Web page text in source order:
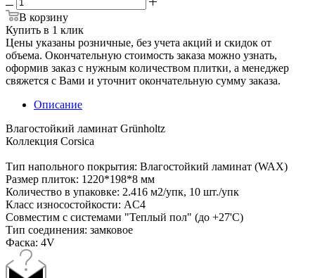
В корзину
Купить в 1 клик
Цены указаны розничные, без учета акций и скидок от
объема. Окончательную стоимость заказа можно узнать,
оформив заказ с нужным количеством плитки, а менеджер
свяжется с Вами и уточнит окончательную сумму заказа.
Описание
Влагостойкий ламинат Grünholtz
Коллекция Corsica
Тип напольного покрытия: Влагостойкий ламинат (WAX)
Размер плиток: 1220*198*8 мм
Количество в упаковке: 2.416 м2/упк, 10 шт./упк
Класс износостойкости: AC4
Совместим с системами "Теплый пол" (до +27'С)
Тип соединения: замковое
Фаска: 4V